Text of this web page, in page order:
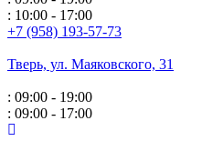
: 10:00 - 17:00
+7 (958) 193-57-73
Тверь, ул. Маяковского, 31
: 09:00 - 19:00
: 09:00 - 17:00